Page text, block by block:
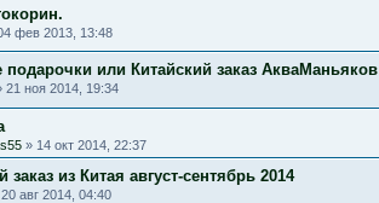
фев 2013, 13:48
подарочки или Китайский заказ АкваМаньяков
21 ноя 2014, 19:34
» 14 окт 2014, 22:37
из Китая август-сентябрь 2014
20 авг 2014, 04:40